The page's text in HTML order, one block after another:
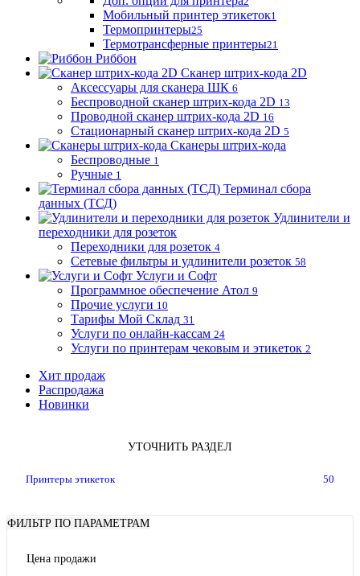
Мобильный принтер этикеток1
Термопринтеры25
Термотрансферные принтеры21
Риббон
Сканер штрих-кода 2D
Аксессуары для сканера ШК 6
Беспроводной сканер штрих-кода 2D 13
Проводной сканер штрих-кода 2D 16
Стационарный сканер штрих-кода 2D 5
Сканеры штрих-кода
Беспроводные 1
Ручные 1
Терминал сбора
данных (ТСД)
Удлинители и
переходники для розеток
Переходники для розеток 4
Сетевые фильтры и удлинители розеток 58
Услуги и Софт
Программное обеспечение Атол 9
Прочие услуги 10
Тарифы Мой Склад 31
Услуги по онлайн-кассам 24
Услуги по принтерам чековым и этикеток 2
Хит продаж
Распродажа
Новинки
УТОЧНИТЬ РАЗДЕЛ
Принтеры этикеток 50
ФИЛЬТР ПО ПАРАМЕТРАМ
Цена продажи